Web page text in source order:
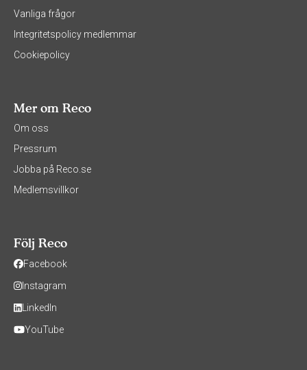
Vanliga frågor
Integritetspolicy medlemmar
Cookiepolicy
Mer om Reco
Om oss
Pressrum
Jobba på Reco.se
Medlemsvillkor
Följ Reco
Facebook
Instagram
LinkedIn
YouTube